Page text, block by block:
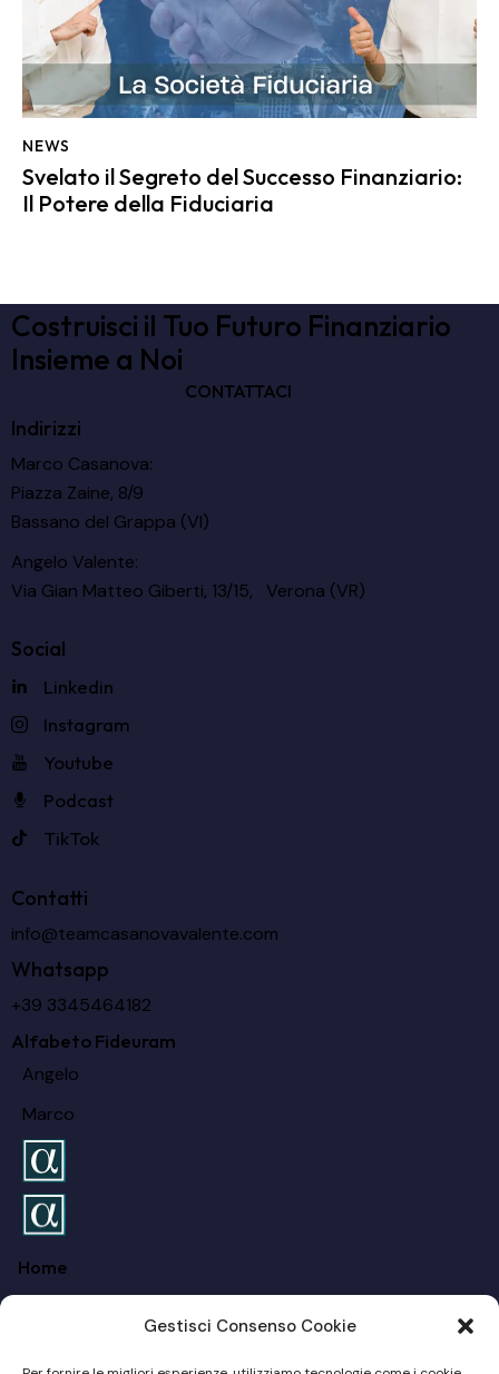
Gestisci Consenso Cookie
NEWS
Svelato il Segreto del Successo Finanziario:
Il Potere della Fiduciaria
Costruisci il Tuo Futuro Finanziario
Insieme a Noi
CONTATTACI
Indirizzi
Marco Casanova:
Piazza Zaine, 8/9
Bassano del Grappa (VI)
Angelo Valente:
Via Gian Matteo Giberti, 13/15, Verona (VR)
Social
Linkedin
Instagram
Youtube
Podcast
TikTok
Contatti
info@teamcasanovavalente.com
Whatsapp
+39 3345464182
Alfabeto Fideuram
Angelo
Marco
Home